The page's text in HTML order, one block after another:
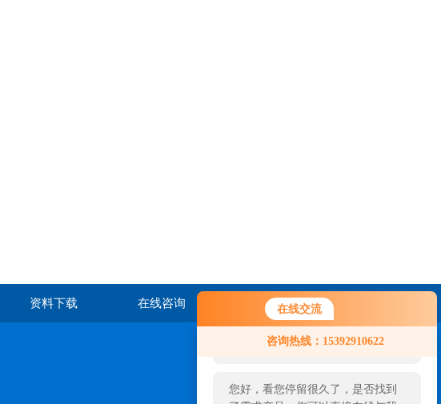
在线交流
咨询热线：15392910622
您好！欢迎前来咨询，很高兴为您
服务，请问您要咨询什么问题呢？
您好，看您停留很久了，是否找到
资料下载 在线咨询 联系我们